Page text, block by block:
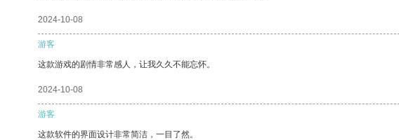
2024-10-08
游客
这款游戏的剧情非常感人，让我久久不能忘怀。
2024-10-08
游客
这款软件的界面设计非常简洁，一目了然。